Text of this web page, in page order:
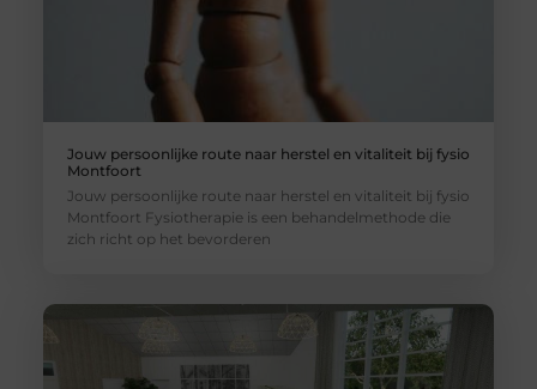
Jouw persoonlijke route naar herstel en vitaliteit bij fysio
Montfoort
Jouw persoonlijke route naar herstel en vitaliteit bij fysio
Montfoort Fysiotherapie is een behandelmethode die
zich richt op het bevorderen